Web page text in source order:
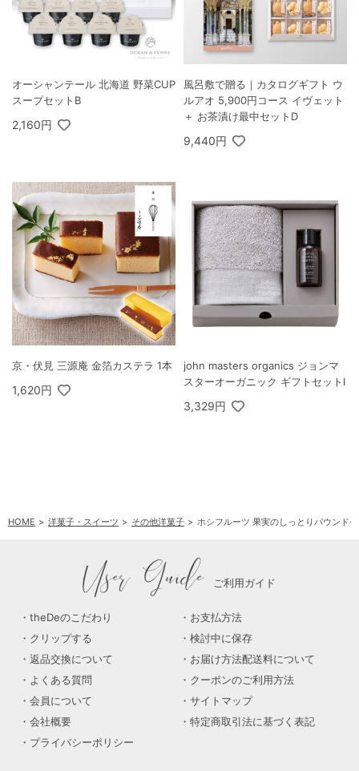
オーシャンテール 北海道 野菜CUP
スープセットB
2,160円
風呂敷で贈る｜カタログギフト ウ
ルアオ 5,900円コース イヴェット
＋ お茶漬け最中セットD
9,440円
京・伏見 三源庵 金箔カステラ 1本
1,620円
john masters organics ジョンマ
スターオーガニック ギフトセットI
3,329円
HOME 洋菓子・スイーツ その他洋菓子 ホシフルーツ 果実のしっとりパウンド
User Guide ご利用ガイド
theDeのこだわり
お支払方法
クリップする
検討中に保存
返品交換について
お届け方法配送料について
よくある質問
クーポンのご利用方法
会員について
サイトマップ
会社概要
特定商取引法に基づく表記
プライバシーポリシー